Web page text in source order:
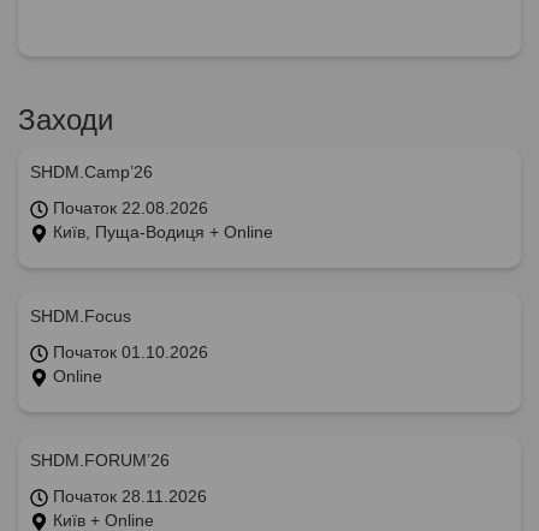
Заходи
SHDM.Camp’26
Початок 22.08.2026
Київ, Пуща-Водиця + Online
SHDM.Focus
Початок 01.10.2026
Online
SHDM.FORUM’26
Початок 28.11.2026
Київ + Online